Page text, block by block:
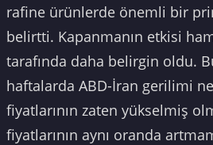
rafine ürünlerde önemli bir
belirtti. Kapanmanın etkisi
tarafında daha belirgin oldu.
haftalarda ABD-İran gerilimi
fiyatlarının zaten yükselmiş
fiyatlarının aynı oranda